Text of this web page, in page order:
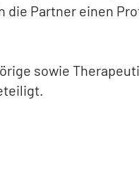
die Partner einen
sowie